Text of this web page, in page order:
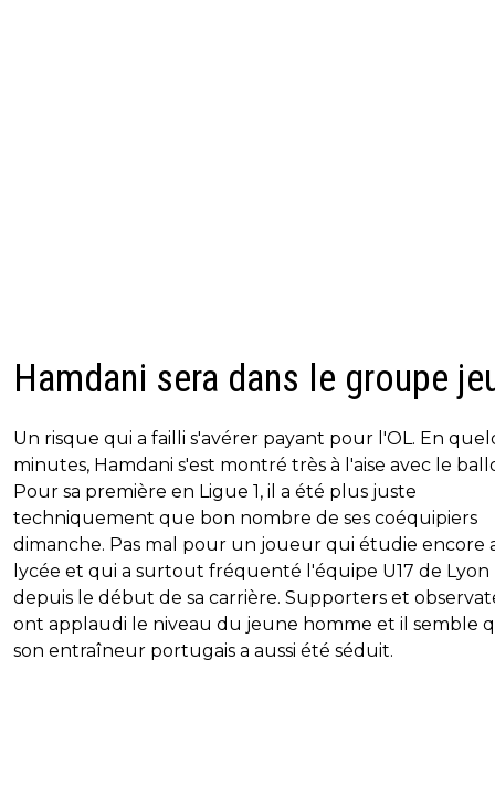
Hamdani sera dans le groupe
Un risque qui a failli s'avérer payant pour l'OL. En
minutes, Hamdani s'est montré très à l'aise avec le
Pour sa première en Ligue 1, il a été plus juste
techniquement que bon nombre de ses coéquipiers
dimanche. Pas mal pour un joueur qui étudie encore
lycée et qui a surtout fréquenté l'équipe U17 de Lyon
depuis le début de sa carrière. Supporters et
ont applaudi le niveau du jeune homme et il semble
son entraîneur portugais a aussi été séduit.